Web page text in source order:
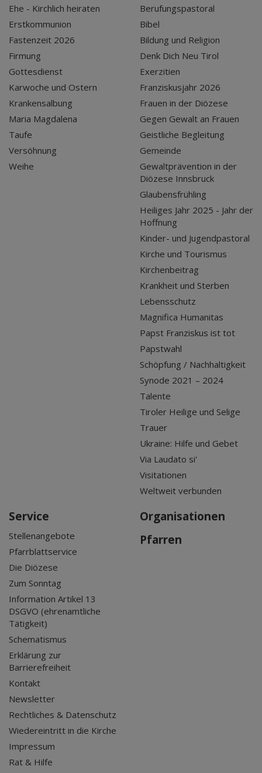
Ehe - Kirchlich heiraten
Erstkommunion
Fastenzeit 2026
Firmung
Gottesdienst
Karwoche und Ostern
Krankensalbung
Maria Magdalena
Taufe
Versöhnung
Weihe
Berufungspastoral
Bibel
Bildung und Religion
Denk Dich Neu Tirol
Exerzitien
Franziskusjahr 2026
Frauen in der Diözese
Gegen Gewalt an Frauen
Geistliche Begleitung
Gemeinde
Gewaltprävention in der
Diözese Innsbruck
Glaubensfrühling
Heiliges Jahr 2025 - Jahr der
Hoffnung
Kinder- und Jugendpastoral
Kirche und Tourismus
Kirchenbeitrag
Krankheit und Sterben
Lebensschutz
Magnifica Humanitas
Papst Franziskus ist tot
Papstwahl
Schöpfung / Nachhaltigkeit
Synode 2021 – 2024
Talente
Tiroler Heilige und Selige
Trauer
Ukraine: Hilfe und Gebet
Via Laudato si'
Visitationen
Weltweit verbunden
Service
Stellenangebote
Pfarrblattservice
Die Diözese
Zum Sonntag
Information Artikel 13
DSGVO (ehrenamtliche
Tätigkeit)
Schematismus
Erklärung zur
Barrierefreiheit
Kontakt
Newsletter
Rechtliches & Datenschutz
Wiedereintritt in die Kirche
Impressum
Rat & Hilfe
Organisationen
Pfarren